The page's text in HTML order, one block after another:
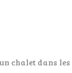
chalet dans